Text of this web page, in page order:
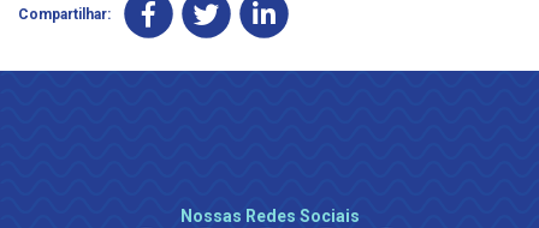
Compartilhar:
Nossas Redes Sociais